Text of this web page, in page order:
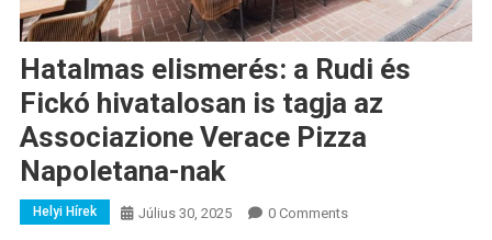
Hatalmas elismerés: a Rudi és
Fickó hivatalosan is tagja az
Associazione Verace Pizza
Napoletana-nak
Helyi Hírek Július 30, 2025 0 Comments